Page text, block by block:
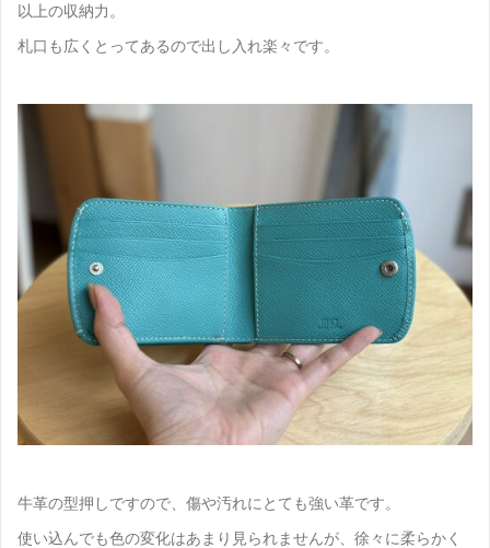
以上の収納力。
札口も広くとってあるので出し入れ楽々です。
牛革の型押しですので、傷や汚れにとても強い革です。
使い込んでも色の変化はあまり見られませんが、徐々に柔らかく